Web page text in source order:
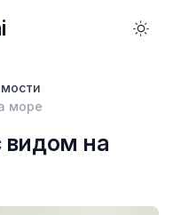
море
видом на